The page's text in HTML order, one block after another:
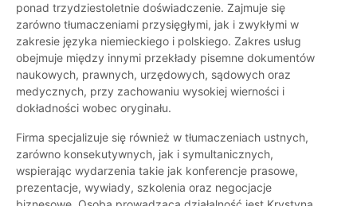
ponad trzydziestoletnie doświadczenie. Zajmuje się
zarówno tłumaczeniami przysięgłymi, jak i zwykłymi w
zakresie języka niemieckiego i polskiego. Zakres usług
obejmuje między innymi przekłady pisemne dokumentów
naukowych, prawnych, urzędowych, sądowych oraz
medycznych, przy zachowaniu wysokiej wierności i
dokładności wobec oryginału.
Firma specjalizuje się również w tłumaczeniach ustnych,
zarówno konsekutywnych, jak i symultanicznych,
wspierając wydarzenia takie jak konferencje prasowe,
prezentacje, wywiady, szkolenia oraz negocjacje